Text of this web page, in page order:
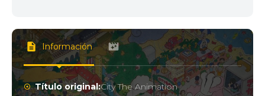
Información
Título original:City The Animation